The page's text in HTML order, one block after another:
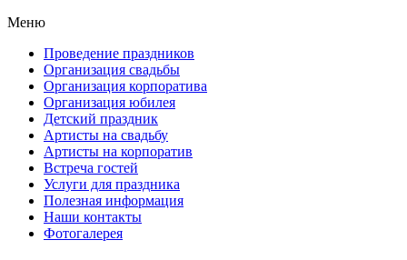
Меню
Проведение праздников
Организация свадьбы
Организация корпоратива
Организация юбилея
Детский праздник
Артисты на свадьбу
Артисты на корпоратив
Встреча гостей
Услуги для праздника
Полезная информация
Наши контакты
Фотогалерея